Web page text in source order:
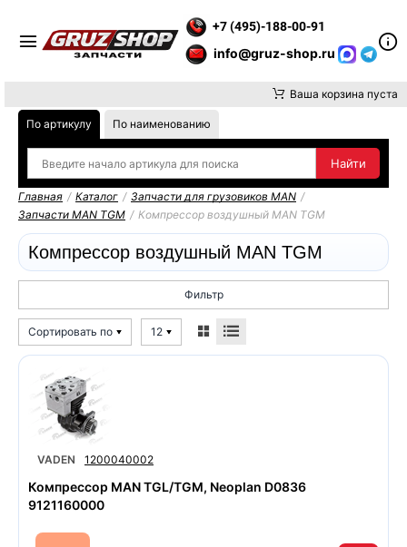
+7 (495)-188-00-91
info@gruz-shop.ru
Ваша корзина пуста
По артикулу По наименованию
Главная / Каталог / Запчасти для грузовиков MAN /
Запчасти MAN TGM / Компрессор воздушный MAN TGM
Компрессор воздушный MAN TGM
Фильтр
Сортировать по 12
VADEN 1200040002
Компрессор MAN TGL/TGM, Neoplan D0836
9121160000